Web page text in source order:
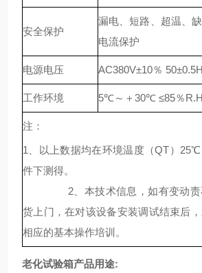
安全保护
漏电、短路、超温、
电流保护
电源电压 AC380V±10％
工作环境 5℃～＋30℃ ≤85％R.H
注：
1、以上数据均在环境温度（QT）
件下测得。
2、本技术信息，如有变动
货上门，在对该设备安装调试结束后
相应的基本操作培训。
老化试验箱产品用途: